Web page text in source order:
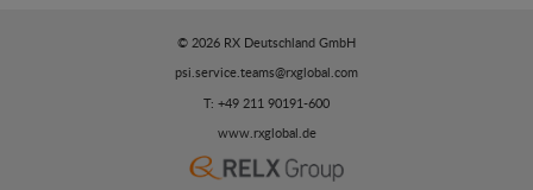
© 2026 RX Deutschland GmbH
psi.service.teams@rxglobal.com
T: +49 211 90191-600
www.rxglobal.de